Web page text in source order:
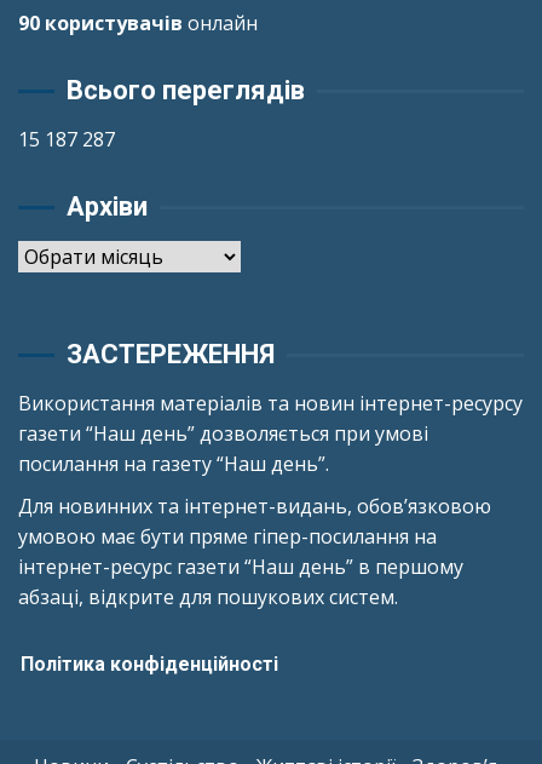
90 користувачів онлайн
Всього переглядів
15 187 287
Архіви
Архіви
ЗАСТЕРЕЖЕННЯ
Використання матеріалів та новин інтернет-ресурсу
газети “Наш день” дозволяється при умові
посилання на газету “Наш день”.
Для новинних та інтернет-видань, обов’язковою
умовою має бути пряме гіпер-посилання на
інтернет-ресурс газети “Наш день” в першому
абзаці, відкрите для пошукових систем.
Політика конфіденційності